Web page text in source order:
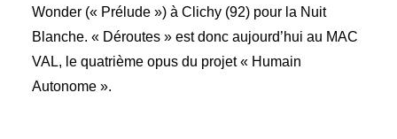
Wonder (« Prélude ») à Clichy (92) pour la Nuit
Blanche. « Déroutes » est donc aujourd’hui au MAC
VAL, le quatrième opus du projet « Humain
Autonome ».